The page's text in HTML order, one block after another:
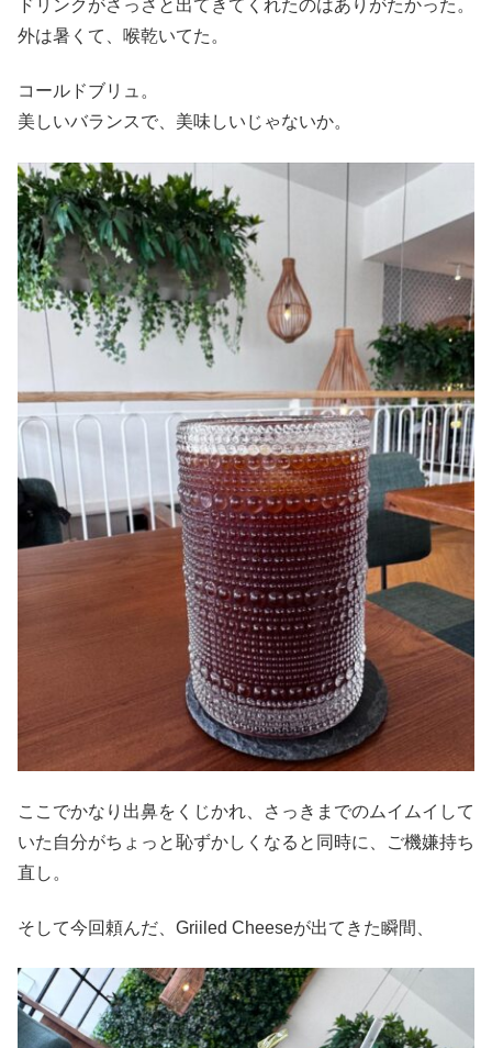
ドリンクがさっさと出てきてくれたのはありがたかった。
外は暑くて、喉乾いてた。
コールドブリュ。
美しいバランスで、美味しいじゃないか。
ここでかなり出鼻をくじかれ、さっきまでのムイムイして
いた自分がちょっと恥ずかしくなると同時に、ご機嫌持ち
直し。
そして今回頼んだ、Griiled Cheeseが出てきた瞬間、